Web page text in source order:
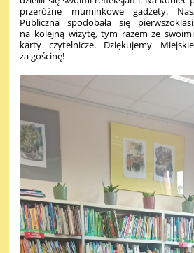
przeróżne muminkowe gadżety.
Publiczna spodobała się
na kolejną wizytę, tym razem ze
karty czytelnicze. Dziękujemy
za gościnę!